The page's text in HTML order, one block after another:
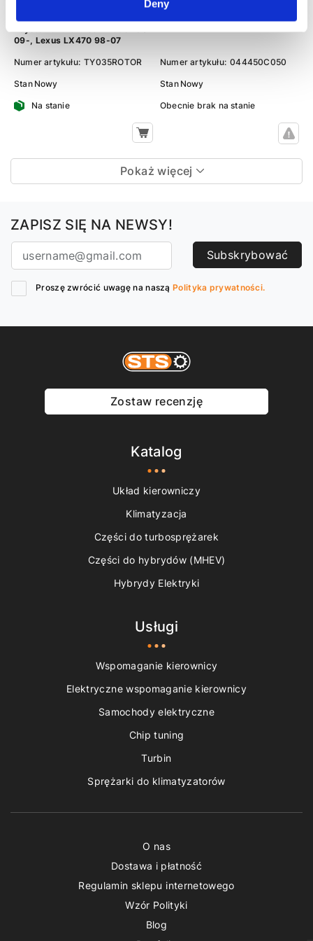
Deny
hydraulicznej pompy zasilającej
Toyota Land Cruiser 200 07-21,
09-, Lexus LX470 98-07
Numer artykułu: TY035ROTOR
Stan Nowy
Na stanie
kierowniczej Toyota Tundra 06-
Numer artykułu: 044450C050
Stan Nowy
Obecnie brak na stanie
Pokaż więcej
ZAPISZ SIĘ NA NEWSY!
Subskrybować
Proszę zwrócić uwagę na naszą Polityka prywatności.
Zostaw recenzję
Katalog
Układ kierowniczy
Klimatyzacja
Części do turbosprężarek
Części do hybrydów (MHEV)
Hybrydy Elektryki
Usługi
Wspomaganie kierownicy
Elektryczne wspomaganie kierownicy
Samochody elektryczne
Chip tuning
Turbin
Sprężarki do klimatyzatorów
O nas
Dostawa i płatność
Regulamin sklepu internetowego
Wzór Polityki
Blog